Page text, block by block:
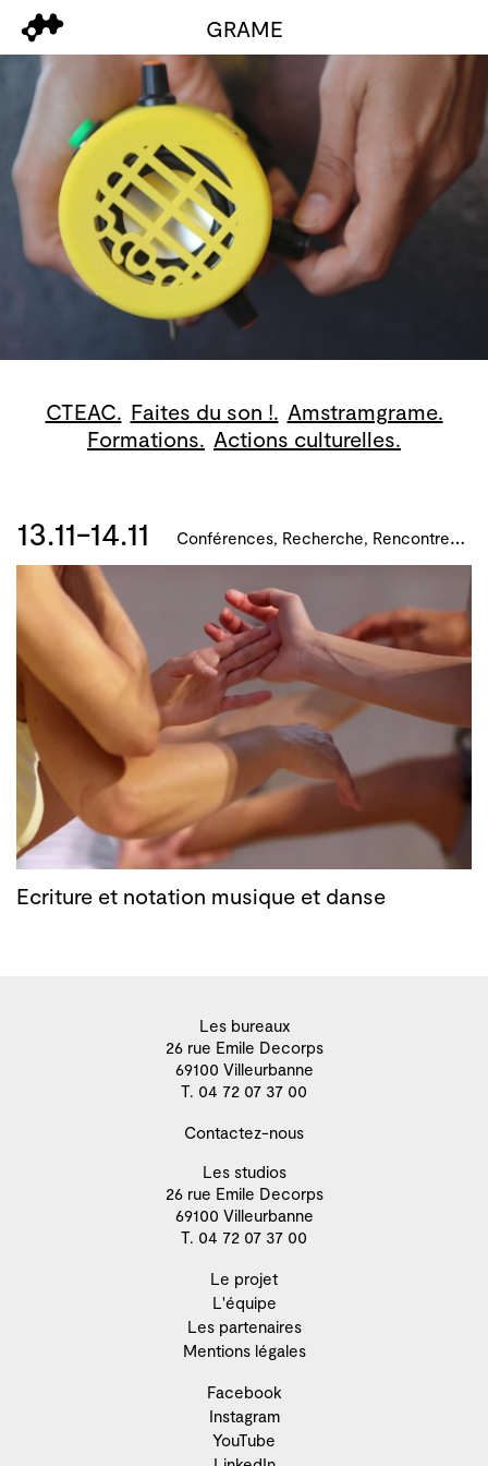
GRAME
CTEAC. Faites du son !. Amstramgrame.
Formations. Actions culturelles.
13.11-14.11 C
onférences, Recherche, Rencontres, Formations, Développement artistique et culturel des territoires
Ecriture et notation musique et danse
Les bureaux
26 rue Emile Decorps
69100 Villeurbanne
T. 04 72 07 37 00
Contactez-nous
Les studios
26 rue Emile Decorps
69100 Villeurbanne
T. 04 72 07 37 00
Le projet
L'équipe
Les partenaires
Mentions légales
Facebook
Instagram
YouTube